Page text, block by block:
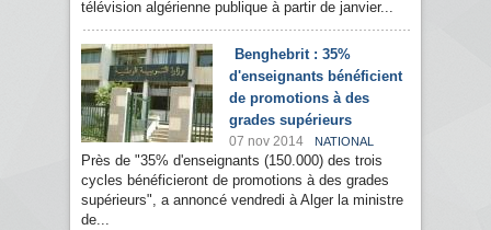
télévision algérienne publique à partir de janvier...
Benghebrit : 35%
d'enseignants bénéficient
de promotions à des
grades supérieurs
07 nov 2014 NATIONAL
Près de "35% d'enseignants (150.000) des trois
cycles bénéficieront de promotions à des grades
supérieurs", a annoncé vendredi à Alger la ministre
de...